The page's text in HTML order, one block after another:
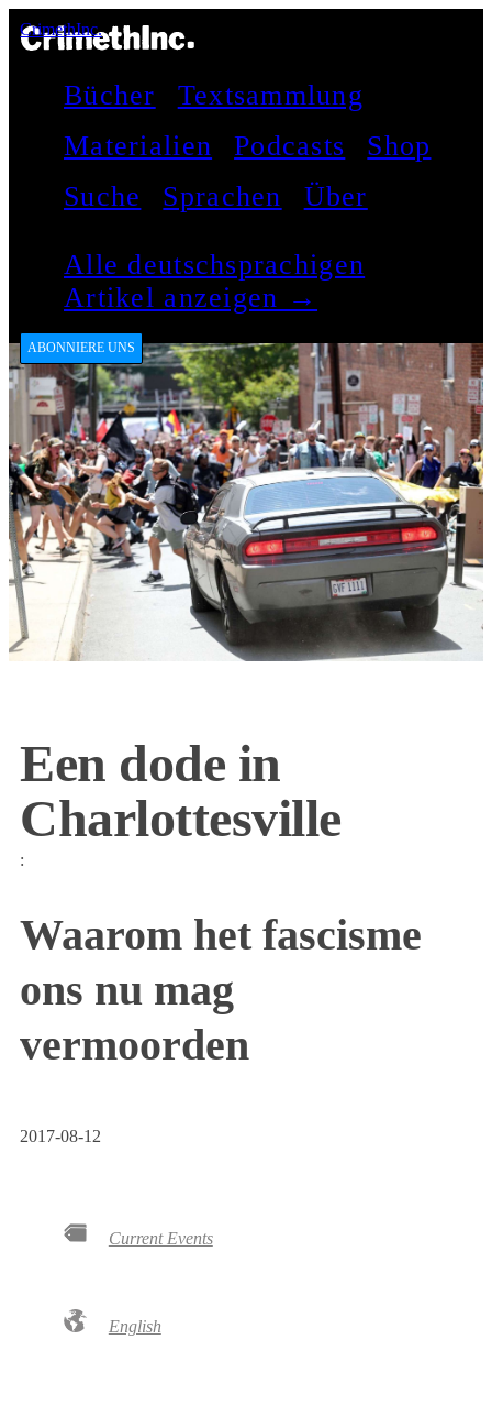
CrimethInc.
Bücher
Textsammlung
Materialien
Podcasts
Shop
Suche
Sprachen Über
Alle deutschsprachigen
Artikel anzeigen →
ABONNIERE UNS
Een dode in
Charlottesville
:
Waarom het fascisme
ons nu mag
vermoorden
2017-08-12
Current Events
English